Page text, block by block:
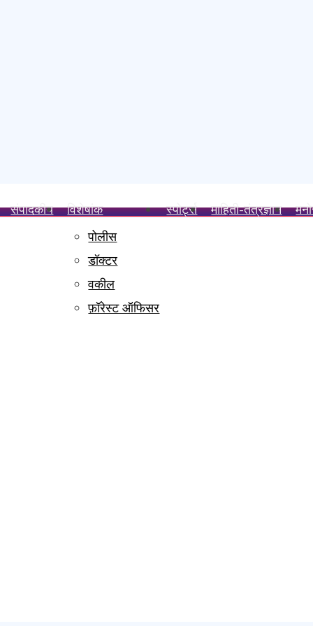
संपादकीय
विशेषांक
पोलीस
डॉक्टर
वकील
फ़ॉरेस्ट ऑफिसर
स्पोर्ट्स माहिती-तंत्रज्ञान
भेट; समाजसेवक संतोष खाडे व उद्योजक रामनारायण मिश्रा यांचे विशेष
प्रमुखपदाची जबाबदारी
गुन्हा दाखल करा- मेजर किरण ढेरे
प्रमोद वाघमारे यांचा १५ ऑगस्ट पासून महाराष्ट्र दौरा सुरू; एकमेकांचे हेवेदावे
करण्यास सरकारला भाग पाडू !
एकास अटक
भावपूर्ण श्रद्धांजली
२.९५ लाखांचा मुद्देमाल जप्त
माणगावमधील नव्या पुलावर ८ दिवसात
प्रवाशांच्या संतापाचा विषय ठरला आहे. आता यात आणखी एका धक्कादायक
खुला होऊन काही दिवस उलटत नाहीत तोच आठव्या दिवशी रस्त्यावर मोठा